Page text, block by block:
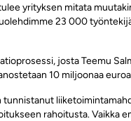
yrityksen mitata
23 000
josta Teemu
10 miljoonaa
tunnistanut
rahoitusta. Vaikka